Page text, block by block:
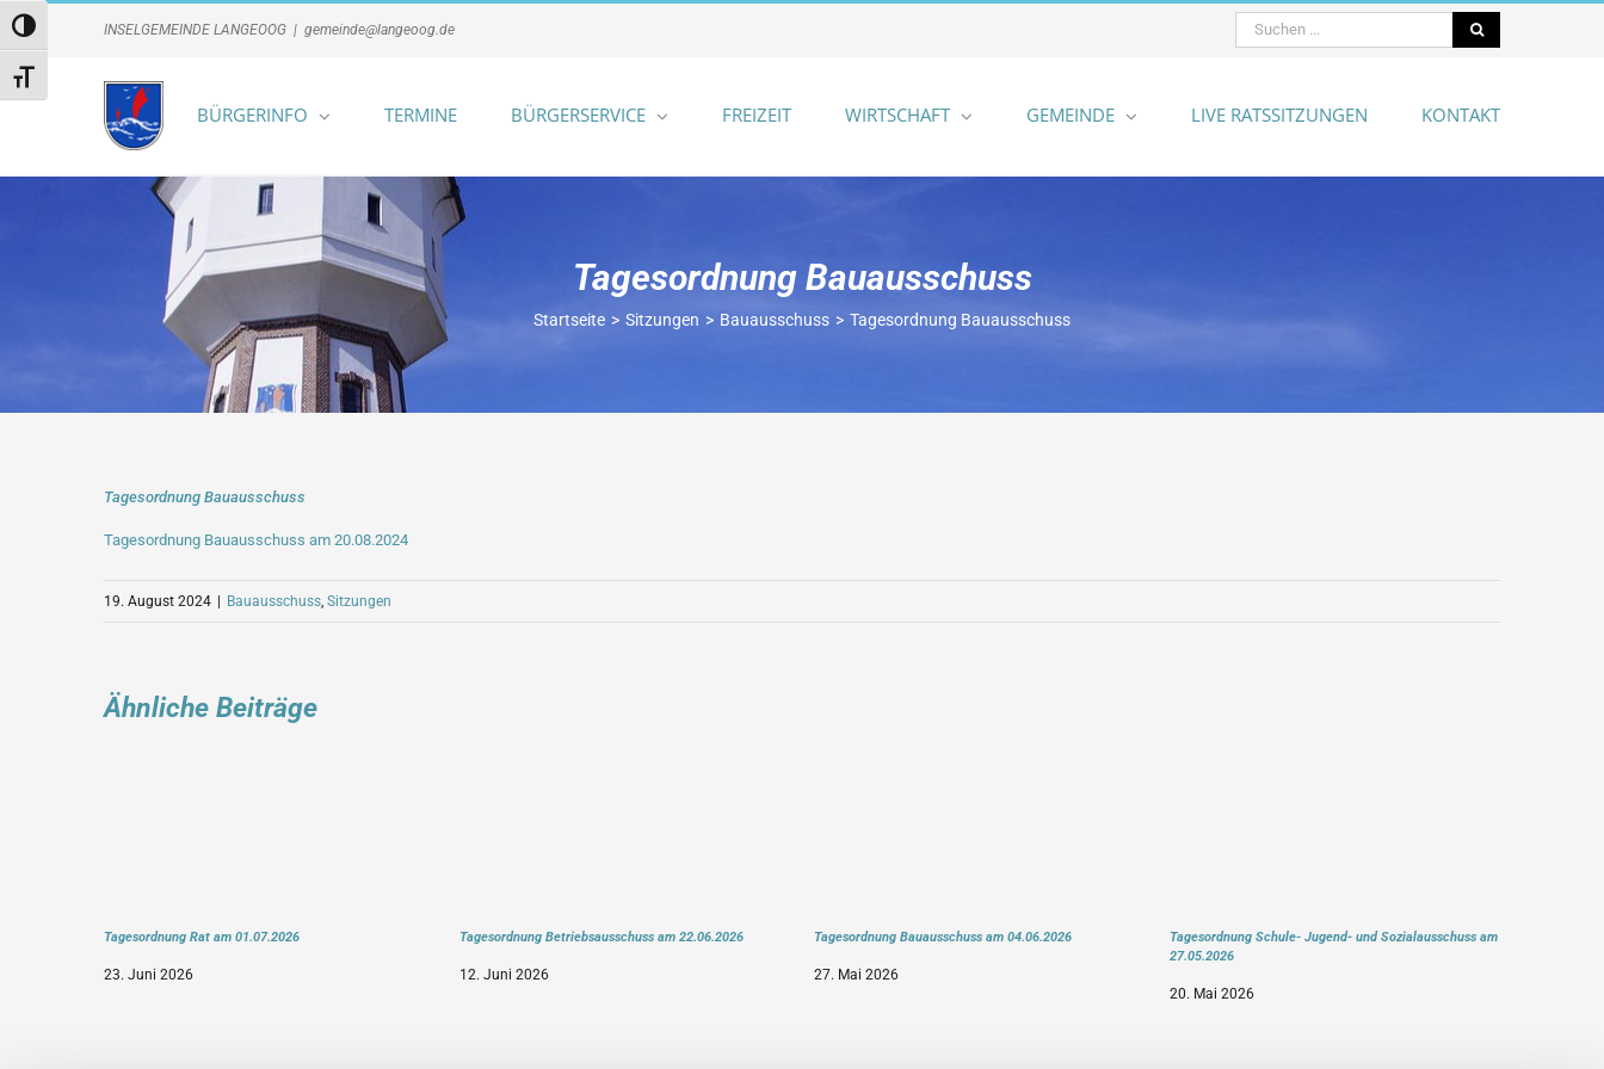
Zum
springen
INSELGEMEINDE LANGEOOG | gemeinde@langeoog.de
Suche
BÜRGERINFO TERMINE BÜRGERSERVICE FREIZEIT WIRTSCHAFT GEMEINDE LIVE RATSSITZUNGEN KONTAKT
Tagesordnung Bauausschuss
Startseite Sitzungen Bauausschuss Tagesordnung Bauausschuss
Umschalten auf hohe Kontraste
Schrift vergrößern
Tagesordnung Bauausschuss
Tagesordnung Bauausschuss am 20.08.2024
19. August 2024 Bauausschuss, Sitzungen
Ähnliche Beiträge
Tagesordnung Rat am 01.07.2026
23. Juni 2026
Tagesordnung Betriebsausschuss am 22.06.2026
12. Juni 2026
Tagesordnung Bauausschuss am 04.06.2026
27. Mai 2026
Tagesordnung Schule- Jugend- und Sozialausschuss am
27.05.2026
20. Mai 2026